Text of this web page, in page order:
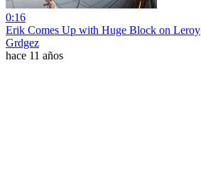
0:16
Erik Comes Up with Huge Block on Leroy
Grdgez
hace 11 años